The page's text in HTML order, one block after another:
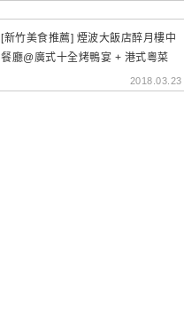
[新竹美食推薦] 煙波大飯店醉月樓中
餐廳@廣式十全烤鴨宴 + 港式粵菜
2018.03.23